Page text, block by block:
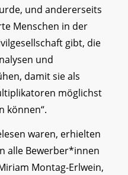
und andererseits
Menschen in der
gibt, die
und
damit sie als
möglichst
können“.
waren, erhielten
alle Bewerber*innen
Montag-Erlwein,